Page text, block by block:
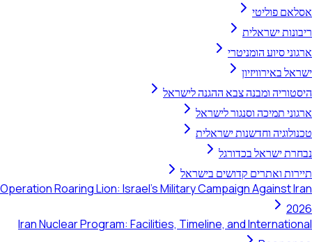
אסלאם פוליטי
ריבונות ישראלית
ארגוני סיוע הומניטרי
ישראל באירוויזיון
היסטוריה ומבנה צבא ההגנה לישראל
ארגוני תמיכה וסנגור לישראל
טכנולוגיה וחדשנות ישראלית
נבחרת ישראל בכדורגל
תיירות ואתרים קדושים בישראל
Operation Roaring Lion: Israel's Military Campaign Against Iran
2026
Iran Nuclear Program: Facilities, Timeline, and International